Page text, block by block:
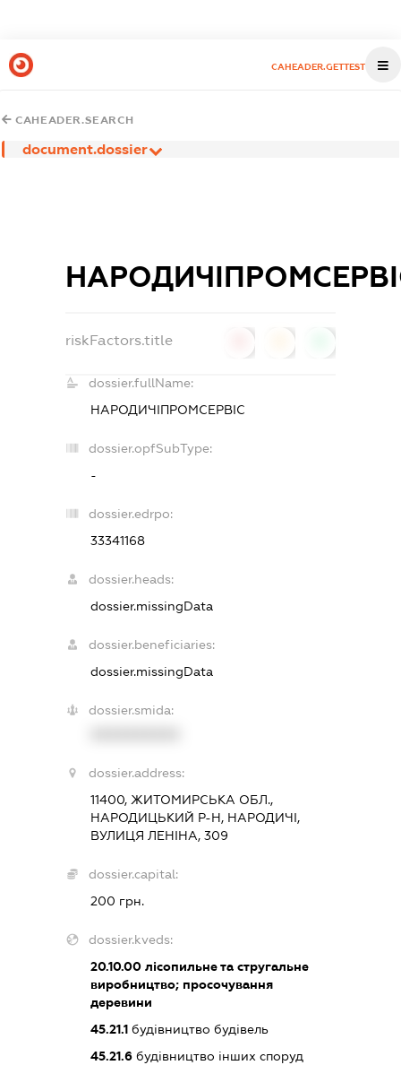
CAHEADER.GETTEST
CAHEADER.SEARCH
document.dossier
riskFactors.title
dossier.fullName:
НАРОДИЧІПРОМСЕРВІС
dossier.opfSubType:
-
dossier.edrpo:
33341168
dossier.heads:
dossier.missingData
dossier.beneficiaries:
dossier.missingData
dossier.smida:
dossier.address:
11400, ЖИТОМИРСЬКА ОБЛ.,
НАРОДИЦЬКИЙ Р-Н, НАРОДИЧІ,
ВУЛИЦЯ ЛЕНІНА, 309
dossier.capital:
200 грн.
dossier.kveds:
20.10.00 лісопильне та стругальне
виробництво; просочування
деревини
45.21.1 будівництво будівель
45.21.6 будівництво інших споруд